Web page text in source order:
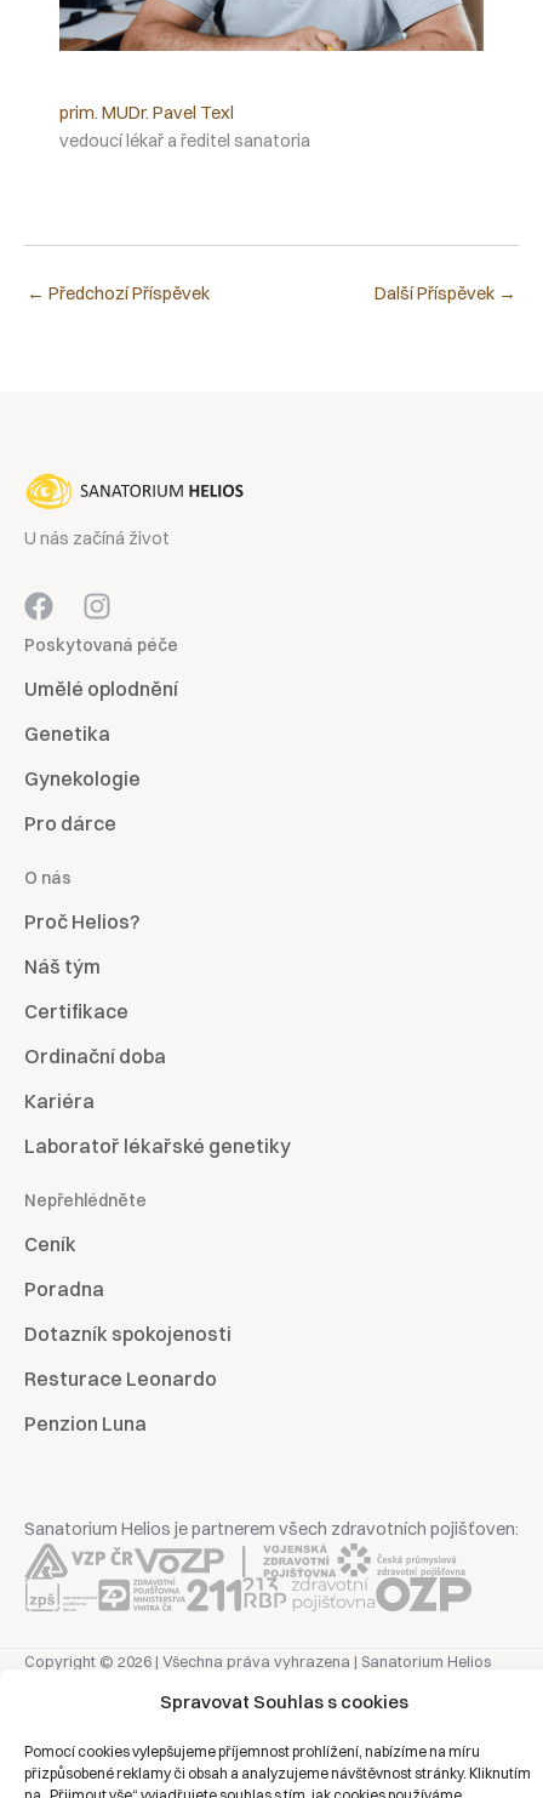
Spravovat Souhlas s cookies
Pomocí cookies vylepšujeme příjemnost prohlížení, nabízíme na míru
přizpůsobené reklamy či obsah a analyzujeme návštěvnost stránky. Kliknutím
prim. MUDr. Pavel Texl
vedoucí lékař a ředitel sanatoria
← Předchozí Příspěvek Další Příspěvek →
U nás začíná život
Poskytovaná péče
Umělé oplodnění
Genetika
Gynekologie
Pro dárce
O nás
Proč Helios?
Náš tým
Certifikace
Ordinační doba
Kariéra
Laboratoř lékařské genetiky
Nepřehlédněte
Ceník
Poradna
Dotazník spokojenosti
Resturace Leonardo
Penzion Luna
Sanatorium Helios je partnerem všech zdravotních pojišťoven:
Copyright © 2026 | Všechna práva vyhrazena | Sanatorium Helios
Právní prohlášení